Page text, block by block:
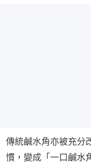
傳統鹹水角亦被充分
慣，變成「一口鹹水